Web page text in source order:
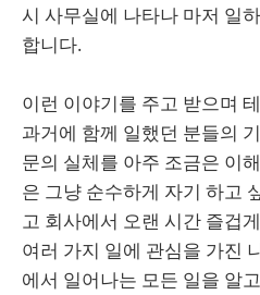
시 사무실에 나타나 마저 일
합니다.
이런 이야기를 주고 받으며
과거에 함께 일했던 분들의
문의 실체를 아주 조금은 이
은 그냥 순수하게 자기 하고
고 회사에서 오랜 시간 즐겁
여러 가지 일에 관심을 가진
에서 일어나는 모든 일을 알